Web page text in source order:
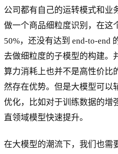
公司都有自己的运转模式和业
做一个商品细粒度识别，在这
50%，还没有达到 end-to-end
去做细粒度的子模型的构建。
算力消耗上也并不是高性价比
然存在优势。但是大模型可以
优化，比如对于训练数据的增
直领域模型快速提升。
在大模型的潮流下，我们也需